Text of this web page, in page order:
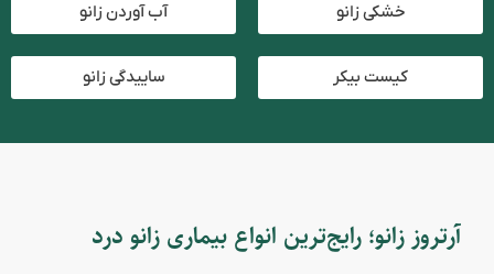
خشکی زانو آب آوردن زانو
کیست بیکر ساییدگی زانو
آرتروز زانو؛ رایج‌ترین انواع بیماری زانو درد